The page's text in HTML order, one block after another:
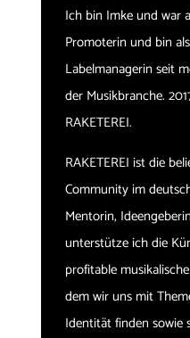
Ich bin Imke und war
Promoterin und bin
Labelmanagerin seit
der Musikbranche.
RAKETEREI.
RAKETEREI ist die
Community im
Mentorin,
unterstütze ich die
profitable
dem wir uns mit
Identität finden sowie